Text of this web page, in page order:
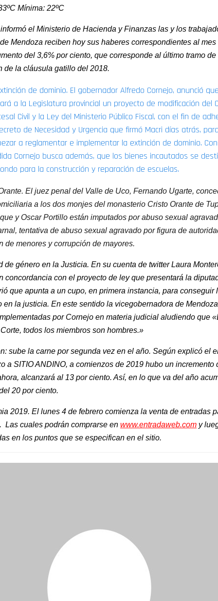
Mínima: 22ºC
el Ministerio de Hacienda y Finanzas las y los
Mendoza reciben hoy sus haberes correspondientes al mes
del 3,6% por ciento, que corresponde al último tramo de
de la cláusula gatillo del 2018.
de dominio. El gobernador Alfredo Cornejo, anunció
a la Legislatura provincial un proyecto de modificación del
Civil y la Ley del Ministerio Público Fiscal, con el fin de
de Necesidad y Urgencia que firmó Macri días atrás,
a reglamentar e implementar la extinción de dominio.
Cornejo busca además, que los bienes incautados se
para la construcción y reparación de escuelas.
El juez penal del Valle de Uco, Fernando Ugarte,
a los dos monjes del monasterio Cristo Orante de
y Oscar Portillo están imputados por abuso sexual
tentativa de abuso sexual agravado por figura de
de menores y corrupción de mayores.
de género en la Justicia. En su cuenta de twitter Laura
concordancia con el proyecto de ley que presentará la
que apunta a un cupo, en primera instancia, para conseguir
en la justicia. En este sentido la vicegobernadora de
por Cornejo en materia judicial aludiendo que
todos los miembros son hombres.»
sube la carne por segunda vez en el año. Según explicó el
a SITIO ANDINO, a comienzos de 2019 hubo un incremento
alcanzará al 13 por ciento. Así, en lo que va del año
20 por ciento.
2019. El lunes 4 de febrero comienza la venta de entradas
Las cuales podrán comprarse en www.entradaweb.com y
en los puntos que se especifican en el sitio.